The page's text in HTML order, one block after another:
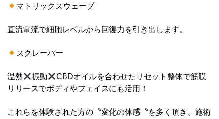
マトリックスウェーブ
直流電流で細胞レベルから回復力を引き出します。
スクレーパー
温熱 振動
CBDオイルを合わせたリセット整体で筋膜
リリースでボディやフェイスにも活用！
これらを体験された方の〝変化の体感〝を多く頂き、施術